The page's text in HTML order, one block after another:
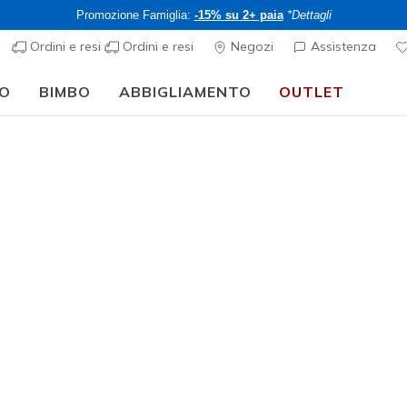
Promozione Famiglia: -15% su 2+ paia *Dettagli
Ordini e resi Ordini e resi Negozi Assistenza
BIMBO ABBIGLIAMENTO OUTLET